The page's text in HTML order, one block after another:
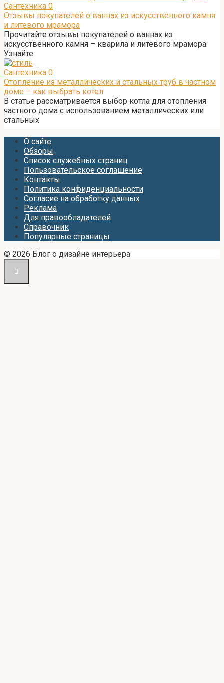
Сантехника 0
Отзывы покупателей о ваннах из искусственного камня
и литевого мрамора
Прочитайте отзывы покупателей о ваннах из
искусственного камня – кварила и литевого мрамора.
Узнайте
Сантехника 0
Отопление из металлических и стальных труб в частном
доме – как выбрать котел
В статье рассматривается выбор котла для отопления
частного дома с использованием металлических или
стальных
О сайте
Обзоры
Список служебных страниц
Пользовательское соглашение
Контакты
Политика конфиденциальности
Согласие на обработку данных
Реклама
Для правообладателей
Справочник
Популярные страницы
© 2026 Блог о дизайне интерьера